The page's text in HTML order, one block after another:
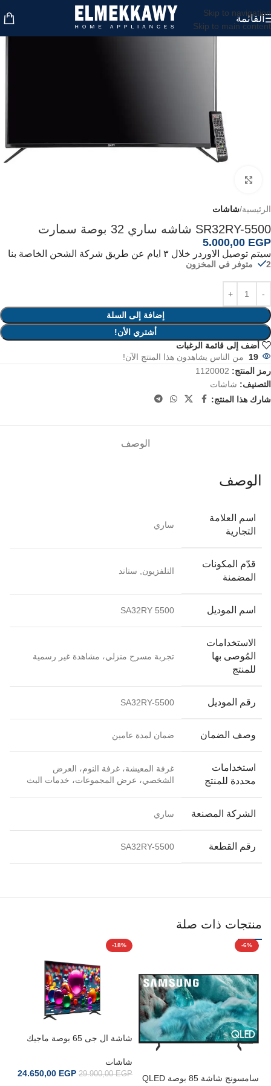
Skip to navigation
Skip to main content
القائمة
الرئيسية شاشات
SR32RY-5500 شاشه ساري 32 بوصة سمارت
5.000,00 EGP
سيتم توصيل الاوردر خلال ٣ ايام عن طريق شركة الشحن الخاصة بنا
2 متوفر في المخزون
إضافة إلى السلة
أشتري الأن!
أضف إلى قائمة الرغبات
19 من الناس يشاهدون هذا المنتج الآن!
رمز المنتج: 1120002
التصنيف: شاشات
شارك هذا المنتج:
الوصف
الوصف
اسم العلامة
التجارية
ساري
قدّم المكونات
المضمنة
التلفزيون, ستاند
اسم الموديل SA32RY 5500
الاستخدامات
المُوصى بها
للمنتج
تجربة مسرح منزلي، مشاهدة غير رسمية
رقم الموديل SA32RY-5500
وصف الضمان ضمان لمدة عامين
استخدامات
محددة للمنتج
غرفة المعيشة، غرفة النوم، العرض
الشخصي، عرض المجموعات، خدمات البث
الشركة المصنعة ساري
رقم القطعة SA32RY-5500
منتجات ذات صلة
-6%
سامسونج شاشة 85 بوصة QLED
-18%
شاشة ال جى 65 بوصة ماجيك
شاشات
29.900,00EGP
24.650,00 EGP